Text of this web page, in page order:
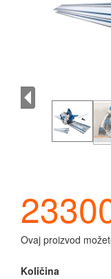
Ovaj proizvod
Količina